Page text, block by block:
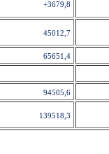
+3679,8
45012,7
65651,4
94505,6
139518,3